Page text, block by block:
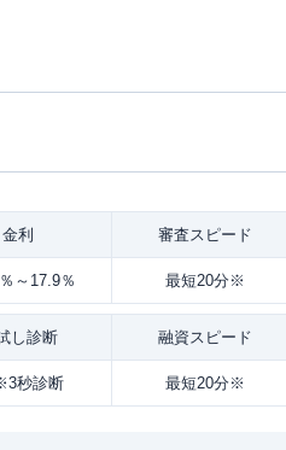
金利 審査スピード
～17.9％ 最短20分※
し診断 融資スピード
秒診断 最短20分※